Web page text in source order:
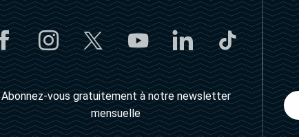
Abonnez-vous gratuitement à notre newsletter
mensuelle